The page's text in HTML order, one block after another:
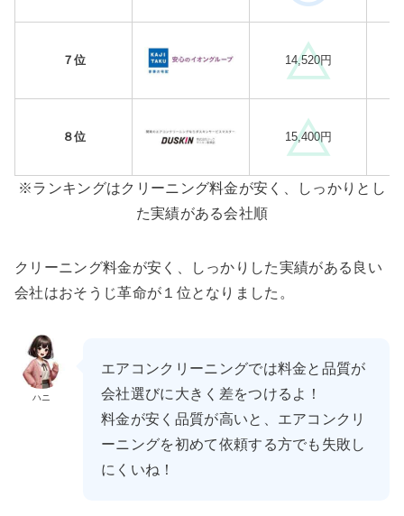
７位 14,520円
８位 15,400円
※ランキングはクリーニング料金が安く、しっかりとし
た実績がある会社順
クリーニング料金が安く、しっかりした実績がある良い
会社はおそうじ革命が１位となりました。
ハニ
エアコンクリーニングでは料金と品質が
会社選びに大きく差をつけるよ！
料金が安く品質が高いと、エアコンクリ
ーニングを初めて依頼する方でも失敗し
にくいね！